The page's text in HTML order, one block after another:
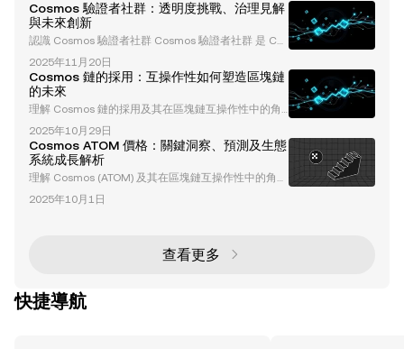
Cosmos 驗證者社群：透明度挑戰、治理見解
與未來創新
認識 Cosmos 驗證者社群 Cosmos 驗證者社群 是 Cos
mos 生態系統的基石，負責確保其安全性、去中心化
和治理。驗證者在驗證交易、保護網絡安全以及參與塑
造生態系統未來的治理決策中扮演著關鍵角色。然而，
該社群面臨著透明度問題、經濟可持續性以及競爭等挑
戰，這些問題引發了重要的討論和舉措。 在本文中，
我們將探討影響 Cosmos 驗證者社群的挑戰、治理機
制和創新，同時為委託者和利益相關者提
2025年11月20日
Cosmos 鏈的採用：互操作性如何塑造區塊鏈
的未來
理解 Cosmos 鏈的採用及其在區塊鏈互操作性中的角
色 Cosmos 正在透過實現獨立區塊鏈之間的無縫通信
和互動，改變區塊鏈的格局。通過其突破性的跨鏈通信
（Inter-Blockchain Communication, IBC）協議，Co
smos 解決了加密領域中最緊迫的挑戰之一：互操作
性。本文深入探討了 Cosmos 鏈採用的主要驅動因
素、生態系統的增長以及影響其未來的因素。 什麼是
2025年10月29日
Cosmos ATOM 價格：關鍵洞察、預測及生態
系統成長解析
理解 Cosmos (ATOM) 及其在區塊鏈互操作性中的角色
Cosmos (ATOM) 是一個區塊鏈平台，旨在解決加密貨
幣行業最迫切的挑戰之一：互操作性。透過其跨區塊鏈
方法使 Cosmos 成為去中心化經濟的基礎層，促進區
塊鏈生態系統的可擴展性、協作性和效率。 Cosmos
2025年10月1日
查看更多
快捷導航